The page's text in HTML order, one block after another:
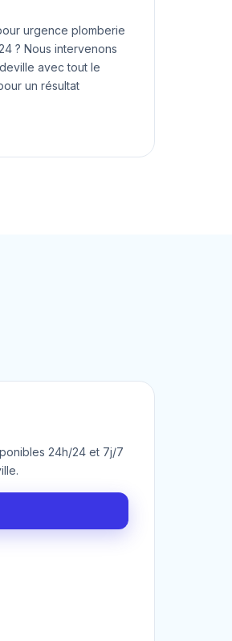
urgence plomberie
? Nous intervenons
avec tout le
un résultat
24h/24 et 7j/7